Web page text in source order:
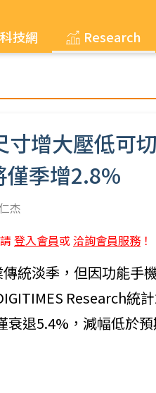
科技網 Research
寸增大壓低
僅季增2.8%
杰
登入會員或 洽詢會員服務 ！
統淡季，但因功能手
Research統
衰退5.4%，減幅低於